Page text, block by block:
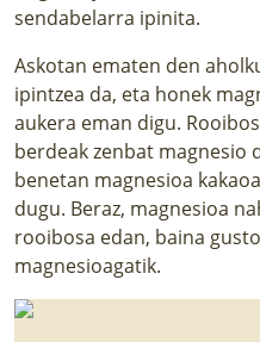
sendabelarra ipinita.
Askotan ematen den
ipintzea da, eta honek
aukera eman digu.
berdeak zenbat magnesio
benetan magnesioa
dugu. Beraz, magnesioa
rooibosa edan, baina
magnesioagatik.